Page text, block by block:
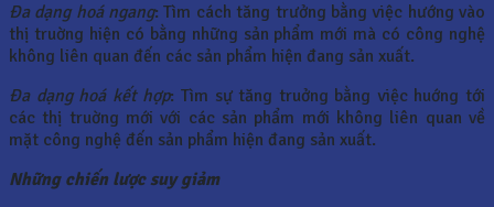
Ða dạng hoá ngang: Tìm cách tăng trưởng bằng việc hướng vào
thị truờng hiện có bằng những sản phẩm mới mà có công nghệ
không liên quan đến các sản phẩm hiện đang sản xuất.
Ða dạng hoá kết hợp: Tìm sự tăng truởng bằng việc huớng tới
các thị truờng mới với các sản phẩm mới không liên quan về
mặt công nghệ đến sản phẩm hiện đang sản xuất.
Những chiến lược suy giảm